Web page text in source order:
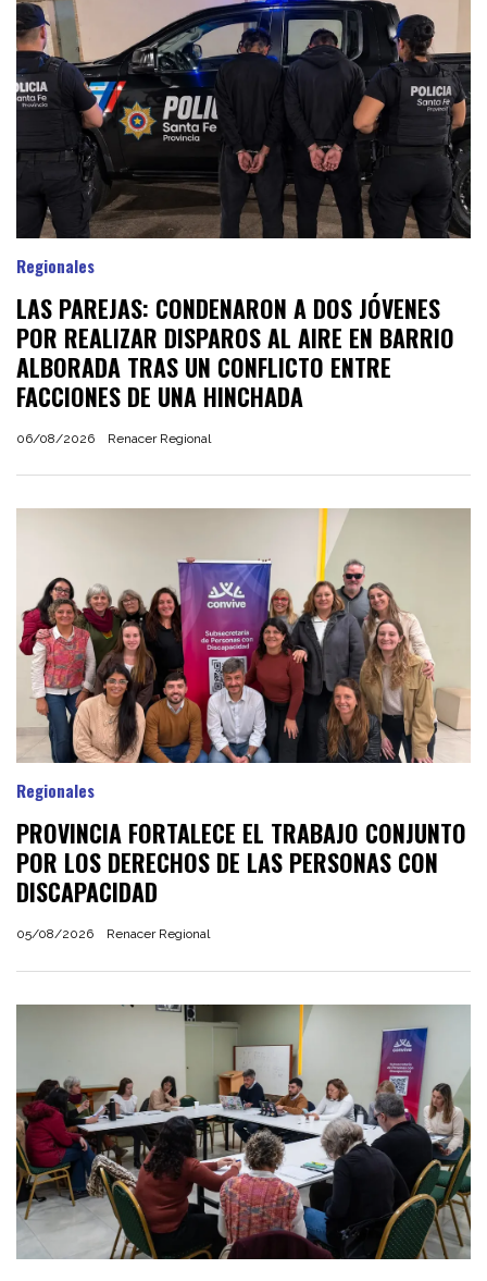
LAS PAREJAS: CONDENARON A DOS JÓVENES
POR REALIZAR DISPAROS AL AIRE EN BARRIO
ALBORADA TRAS UN CONFLICTO ENTRE
FACCIONES DE UNA HINCHADA
Renacer Regional
Regionales
06/08/2026
PROVINCIA FORTALECE EL TRABAJO CONJUNTO
POR LOS DERECHOS DE LAS PERSONAS CON
DISCAPACIDAD
Renacer Regional
Regionales
05/08/2026